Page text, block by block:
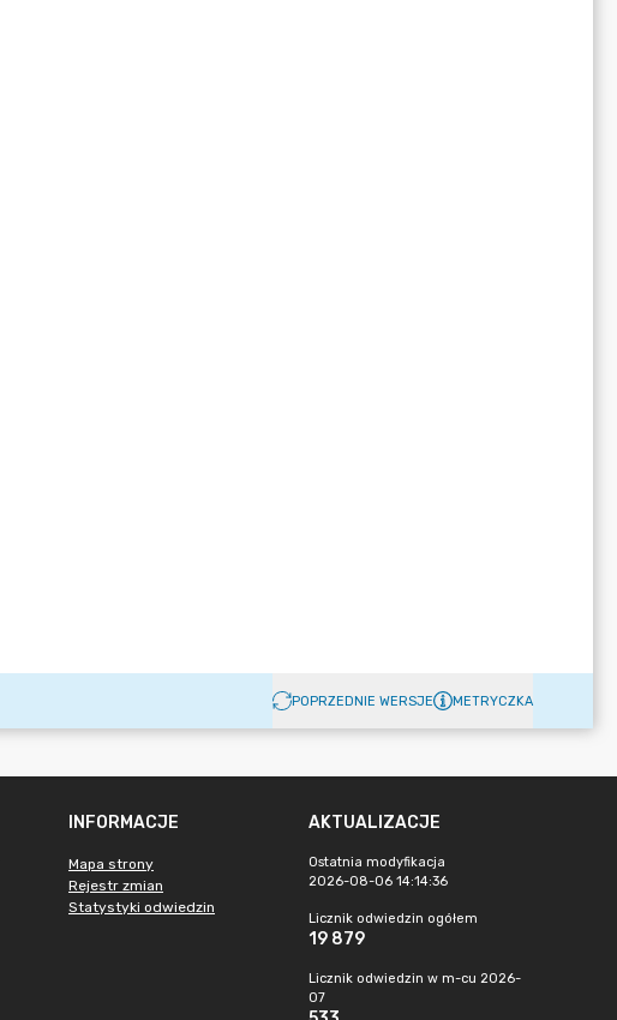
POPRZEDNIE WERSJE METRYCZKA
INFORMACJE
Mapa strony
Rejestr zmian
Statystyki odwiedzin
AKTUALIZACJE
Ostatnia modyfikacja
2026-08-06 14:14:36
Licznik odwiedzin ogółem
19 879
Licznik odwiedzin w m-cu 2026-
07